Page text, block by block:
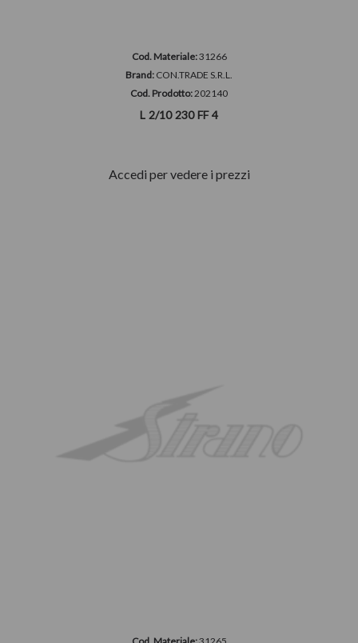
Cod. Materiale:31266
Brand: CON.TRADE S.R.L.
Cod. Prodotto: 202140
L 2/10 230 FF 4
Accedi per vedere i prezzi